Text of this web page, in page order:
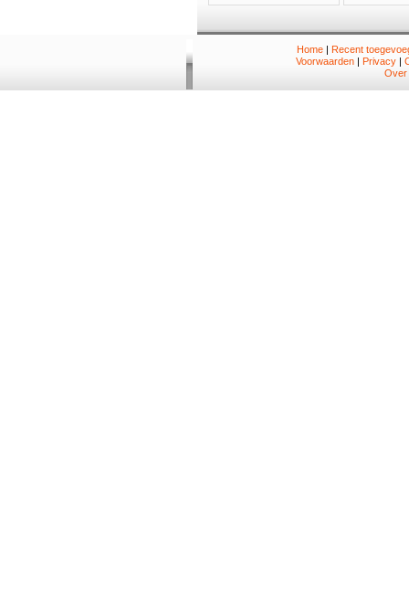
Home| Recent
Voorwaarden | Privacy |
Over